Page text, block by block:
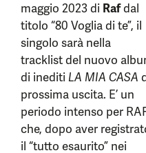
maggio 2023 di Rafdal
titolo “80 Voglia di te”, il
singolo sarà nella
tracklist del nuovo
di inediti LA MIA CASA
prossima uscita. E’ un
periodo intenso per
che, dopo aver
il “tutto esaurito” nei